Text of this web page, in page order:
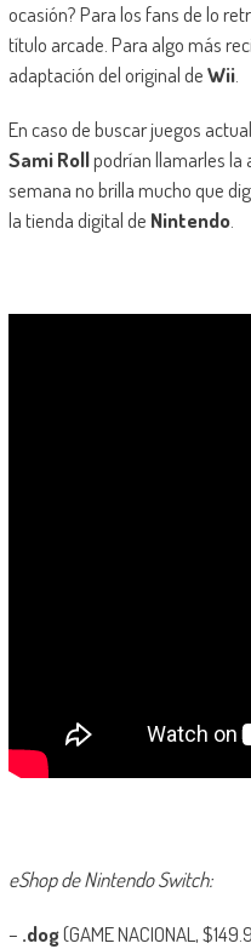
ocasión? Para los fans de lo
título arcade. Para algo más
adaptación del original deWii.
En caso de buscar juegos
Sami Rollpodrían llamarles la
semana no brilla mucho que
la tienda digital de Nintendo.
eShop de Nintendo Switch:
– .dog(GAME NACIONAL,